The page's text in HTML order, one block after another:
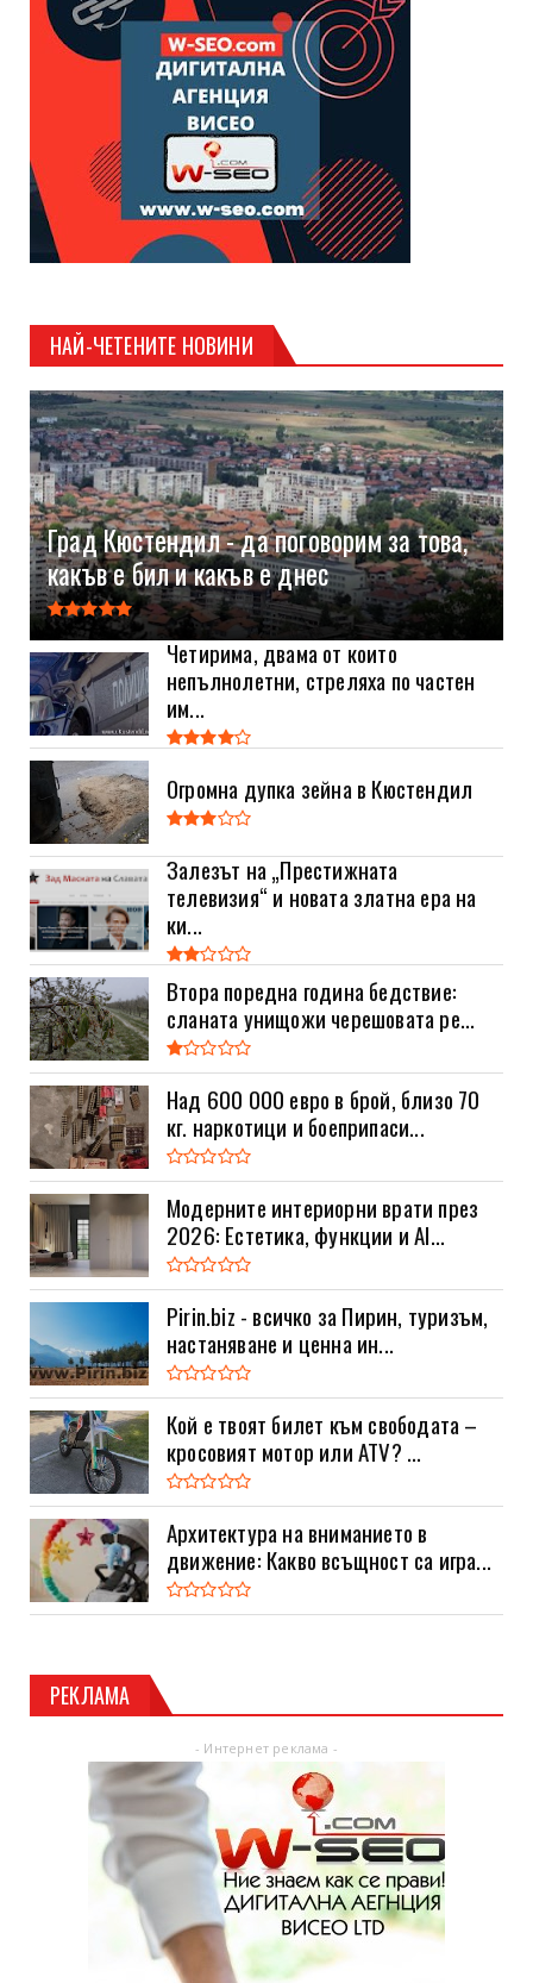
НАЙ-ЧЕТЕНИТЕ НОВИНИ
Град Кюстендил - да поговорим за това,
какъв е бил и какъв е днес
Четирима, двама от които
непълнолетни, стреляха по частен
им...
Огромна дупка зейна в Кюстендил
Залезът на „Престижната
телевизия“ и новата златна ера на
ки...
Втора поредна година бедствие:
сланата унищожи черешовата ре...
Над 600 000 евро в брой, близо 70
кг. наркотици и боеприпаси...
Модерните интериорни врати през
2026: Естетика, функции и AI...
Pirin.biz - всичко за Пирин, туризъм,
настаняване и ценна ин...
Кой е твоят билет към свободата –
кросовият мотор или ATV? ...
Архитектура на вниманието в
движение: Какво всъщност са игра...
РЕКЛАМА
- Интернет реклама -